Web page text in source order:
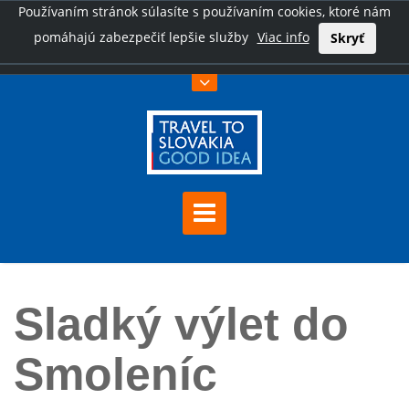
Používaním stránok súlasíte s používaním cookies, ktoré nám
pomáhajú zabezpečiť lepšie služby Viac info Skryť
Sladký výlet do Smoleníc
Sladký výlet do
Smoleníc